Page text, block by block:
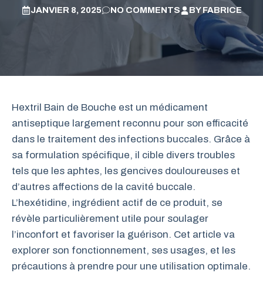
JANVIER 8, 2025 NO COMMENTS BYFABRICE
Hextril Bain de Bouche est un médicament
antiseptique largement reconnu pour son efficacité
dans le traitement des infections buccales. Grâce à
sa formulation spécifique, il cible divers troubles
tels que les aphtes, les gencives douloureuses et
d’autres affections de la cavité buccale.
L’hexétidine, ingrédient actif de ce produit, se
révèle particulièrement utile pour soulager
l’inconfort et favoriser la guérison. Cet article va
explorer son fonctionnement, ses usages, et les
précautions à prendre pour une utilisation optimale.